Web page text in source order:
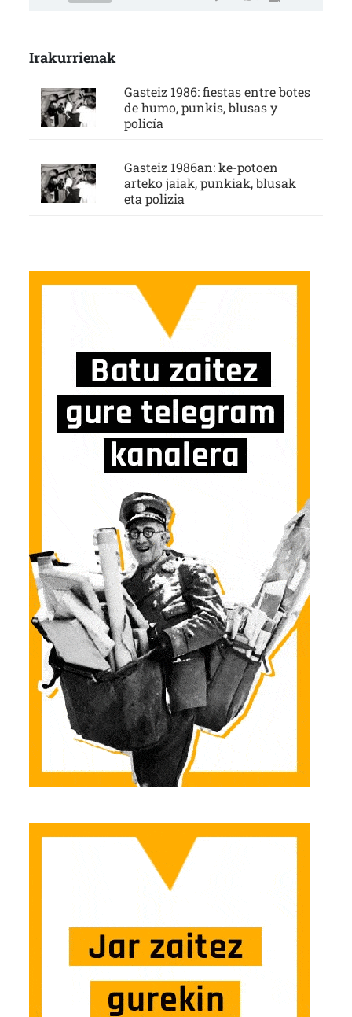
Irakurrienak
Gasteiz 1986: fiestas entre botes
de humo, punkis, blusas y
policía
Gasteiz 1986an: ke-potoen
arteko jaiak, punkiak, blusak
eta polizia